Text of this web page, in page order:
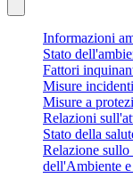
Informazioni
Stato
Fattori
Misure
Misure a
Relazioni
Stato della
Relazione
dell'Ambiente